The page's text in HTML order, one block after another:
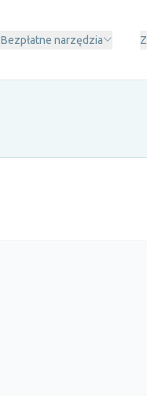
Bezpłatne narzędzia